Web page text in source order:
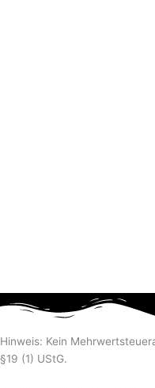
Hinweis: Kein
§19 (1) UStG.